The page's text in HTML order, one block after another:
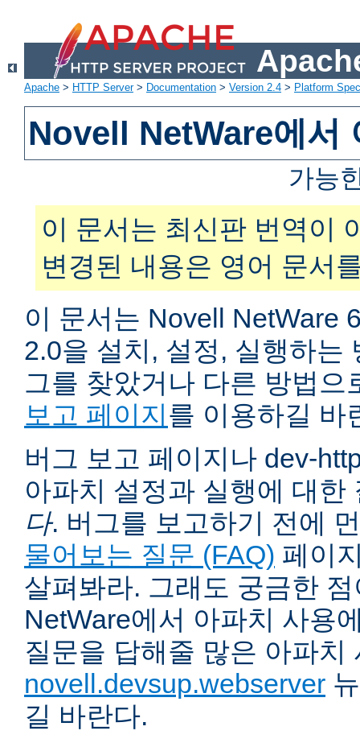
Apache > HTTP Server> Documentation > Version 2.4 > Platform
Novell NetWare에서
가능
이 문서는 최신판 번역이
변경된 내용은 영어 문서
이 문서는 Novell NetWare
2.0을 설치, 설정, 실행하는
그를 찾았거나 다른 방법
보고 페이지를 이용하길 바
버그 보고 페이지나 dev-
아파치 설정과 실행에 대
다. 버그를 보고하기 전에
물어보는 질문 (FAQ) 페이
살펴봐라. 그래도 궁금한
NetWare에서 아파치 사용
질문을 답해줄 많은 아파치
novell.devsup.webserver
길 바란다.